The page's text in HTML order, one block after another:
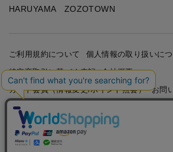
HARUYAMA ZOZOTOWN
ご利用規約について
個人情報の取り扱いに
特定商取引に基づく表記
会社概要
カード会員（情報変更/ポイント照会）
お問
Copyright © HARUYAMA